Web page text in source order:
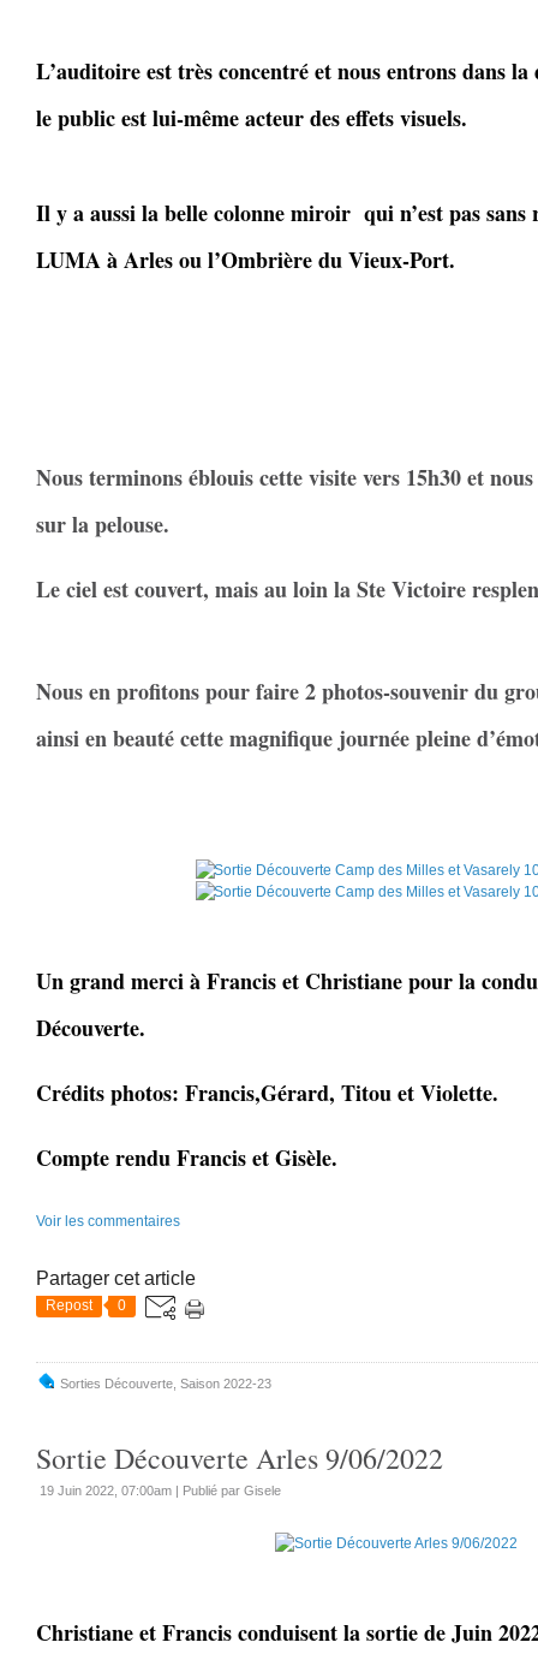
L’auditoire est très concentré et nous entrons dans
le public est lui-même acteur des effets visuels.
Il y a aussi la belle colonne miroir qui n’est pas sans
LUMA à Arles ou l’Ombrière du Vieux-Port.
Nous terminons éblouis cette visite vers 15h30 et
sur la pelouse.
Le ciel est couvert, mais au loin la Ste Victoire
Nous en profitons pour faire 2 photos-souvenir du
ainsi en beauté cette magnifique journée pleine
Un grand merci à Francis et Christiane pour la
Découverte.
Crédits photos: Francis,Gérard, Titou et Violette.
Compte rendu Francis et Gisèle.
Voir les commentaires
Partager cet article
Repost 0
Sorties Découverte Saison 2022-23
Sortie Découverte Arles 9/06/2022
19 Juin 2022, 07:00am | Publié par Gisele
Christiane et Francis conduisent la sortie de Juin